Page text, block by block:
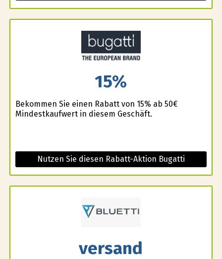
15%
Bekommen Sie einen Rabatt von 15% ab 50€
Mindestkaufwert in diesem Geschäft.
Nutzen Sie diesen Rabatt-Aktion Bugatti
versand